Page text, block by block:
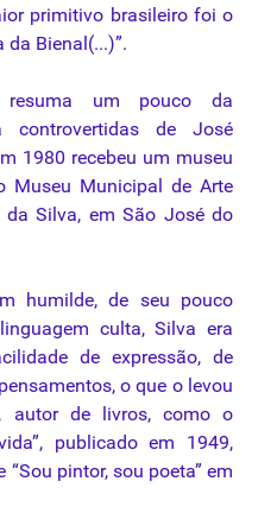
primitivo brasileiro foi o
Bienal(...)”.
um pouco da
controvertidas de José
1980 recebeu um museu
Museu Municipal de Arte
Silva, em São José do
humilde, de seu pouco
culta, Silva era
de expressão, de
o que o levou
autor de livros, como o
publicado em 1949,
“Sou pintor, sou poeta” em